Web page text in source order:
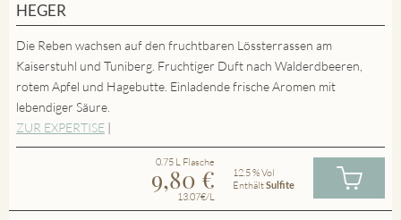
HEGER
Die Reben wachsen auf den fruchtbaren Lössterrassen am
Kaiserstuhl und Tuniberg. Fruchtiger Duft nach Walderdbeeren,
rotem Apfel und Hagebutte. Einladende frische Aromen mit
lebendiger Säure.
ZUR EXPERTISE |
0.75 L Flasche
9,80 €
13.07€/L
12.5 % Vol
EnthältSulfite